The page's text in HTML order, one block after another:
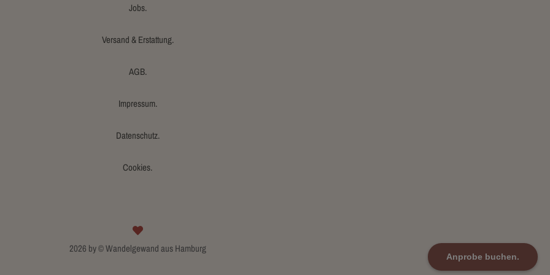
Anprobe buchen.
Jobs.
Versand & Erstattung.
AGB.
Impressum.
Datenschutz.
Cookies.
2026 by © Wandelgewand aus Hamburg